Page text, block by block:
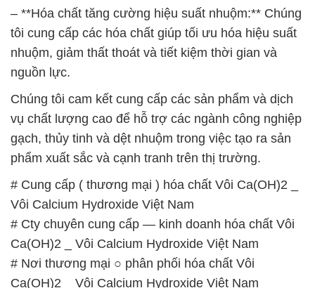
– **Hóa chất tăng cường hiệu suất nhuộm:** Chúng
tôi cung cấp các hóa chất giúp tối ưu hóa hiệu suất
nhuộm, giảm thất thoát và tiết kiệm thời gian và
nguồn lực.
Chúng tôi cam kết cung cấp các sản phẩm và dịch
vụ chất lượng cao để hỗ trợ các ngành công nghiệp
gạch, thủy tinh và dệt nhuộm trong việc tạo ra sản
phẩm xuất sắc và cạnh tranh trên thị trường.
# Cung cấp ( thương mại ) hóa chất Vôi Ca(OH)2 _
Vôi Calcium Hydroxide Việt Nam
# Cty chuyên cung cấp — kinh doanh hóa chất Vôi
Ca(OH)2 _ Vôi Calcium Hydroxide Việt Nam
# Nơi thương mại ○ phân phối hóa chất Vôi
Ca(OH)2 _ Vôi Calcium Hydroxide Việt Nam